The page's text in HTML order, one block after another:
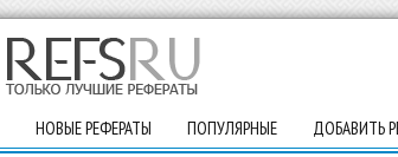
НОВЫЕ РЕФЕРАТЫ ПОПУЛЯРНЫЕ ДОБАВИТЬ